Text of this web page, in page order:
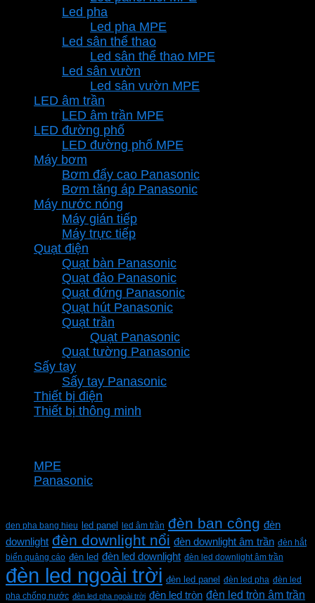
Led pha
Led pha MPE
Led sân thể thao
Led sân thể thao MPE
Led sân vườn
Led sân vườn MPE
LED âm trần
LED âm trần MPE
LED đường phố
LED đường phố MPE
Máy bơm
Bơm đẩy cao Panasonic
Bơm tăng áp Panasonic
Máy nước nóng
Máy gián tiếp
Máy trực tiếp
Quạt điện
Quạt bàn Panasonic
Quạt đảo Panasonic
Quạt đứng Panasonic
Quạt hút Panasonic
Quạt trần
Quạt Panasonic
Quạt tường Panasonic
Sấy tay
Sấy tay Panasonic
Thiết bị điện
Thiết bị thông minh
MPE
Panasonic
den pha bang hieu led panel led âm trần đèn ban công đèn
downlight đèn downlight nổi đèn downlight âm trần đèn hắt
biển quảng cáo đèn led đèn led downlight đèn led downlight âm trần
đèn led ngoài trời đèn led panel đèn led pha đèn led
pha chống nước đèn led pha ngoài trời đèn led tròn đèn led tròn âm trần